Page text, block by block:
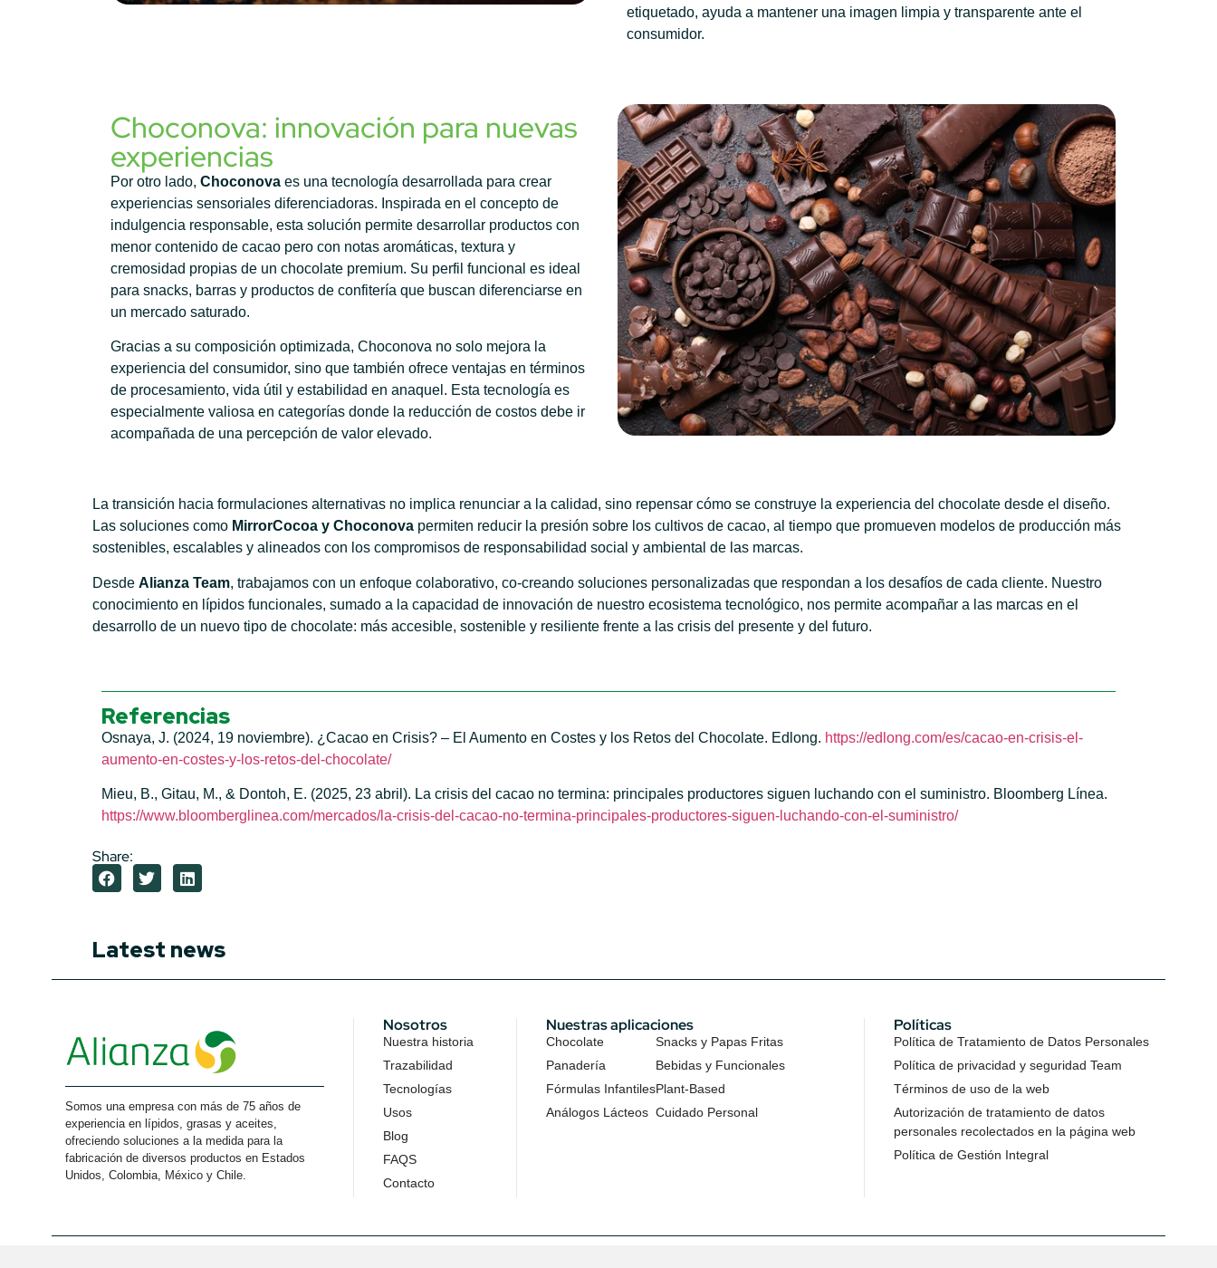
etiquetado, ayuda a mantener una imagen limpia y transparente ante el
consumidor.
Choconova: innovación para nuevas
experiencias
Por otro lado, Choconova es una tecnología desarrollada para crear
experiencias sensoriales diferenciadoras. Inspirada en el concepto de
indulgencia responsable, esta solución permite desarrollar productos con
menor contenido de cacao pero con notas aromáticas, textura y
cremosidad propias de un chocolate premium. Su perfil funcional es ideal
para snacks, barras y productos de confitería que buscan diferenciarse en
un mercado saturado.
Gracias a su composición optimizada, Choconova no solo mejora la
experiencia del consumidor, sino que también ofrece ventajas en términos
de procesamiento, vida útil y estabilidad en anaquel. Esta tecnología es
especialmente valiosa en categorías donde la reducción de costos debe ir
acompañada de una percepción de valor elevado.
La transición hacia formulaciones alternativas no implica renunciar a la calidad, sino repensar cómo se construye la experiencia del chocolate desde el diseño.
Las soluciones como MirrorCocoa y Choconova permiten reducir la presión sobre los cultivos de cacao, al tiempo que promueven modelos de producción más
sostenibles, escalables y alineados con los compromisos de responsabilidad social y ambiental de las marcas.
Desde Alianza Team, trabajamos con un enfoque colaborativo, co-creando soluciones personalizadas que respondan a los desafíos de cada cliente. Nuestro
conocimiento en lípidos funcionales, sumado a la capacidad de innovación de nuestro ecosistema tecnológico, nos permite acompañar a las marcas en el
desarrollo de un nuevo tipo de chocolate: más accesible, sostenible y resiliente frente a las crisis del presente y del futuro.
Referencias
Osnaya, J. (2024, 19 noviembre). ¿Cacao en Crisis? – El Aumento en Costes y los Retos del Chocolate. Edlong. https://edlong.com/es/cacao-en-crisis-el-
aumento-en-costes-y-los-retos-del-chocolate/
Mieu, B., Gitau, M., & Dontoh, E. (2025, 23 abril). La crisis del cacao no termina: principales productores siguen luchando con el suministro. Bloomberg Línea.
https://www.bloomberglinea.com/mercados/la-crisis-del-cacao-no-termina-principales-productores-siguen-luchando-con-el-suministro/
Share:
Latest news
Somos una empresa con más de 75 años de
experiencia en lípidos, grasas y aceites,
ofreciendo soluciones a la medida para la
fabricación de diversos productos en Estados
Unidos, Colombia, México y Chile.
Nosotros
Nuestra historia
Trazabilidad
Tecnologías
Usos
Blog
FAQS
Contacto
Nuestras aplicaciones
Chocolate
Panadería
Fórmulas Infantiles
Análogos Lácteos
Snacks y Papas Fritas
Bebidas y Funcionales
Plant-Based
Cuidado Personal
Políticas
Política de Tratamiento de Datos Personales
Política de privacidad y seguridad Team
Términos de uso de la web
Autorización de tratamiento de datos
personales recolectados en la página web
Política de Gestión Integral